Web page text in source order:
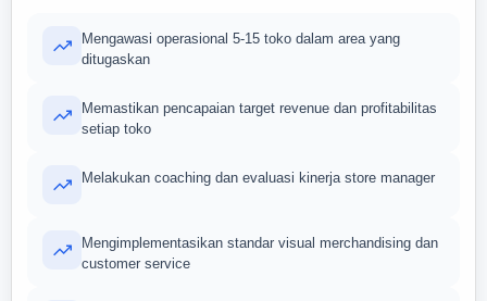
Mengawasi operasional 5-15 toko dalam area yang
ditugaskan
Memastikan pencapaian target revenue dan profitabilitas
setiap toko
Melakukan coaching dan evaluasi kinerja store manager
Mengimplementasikan standar visual merchandising dan
customer service